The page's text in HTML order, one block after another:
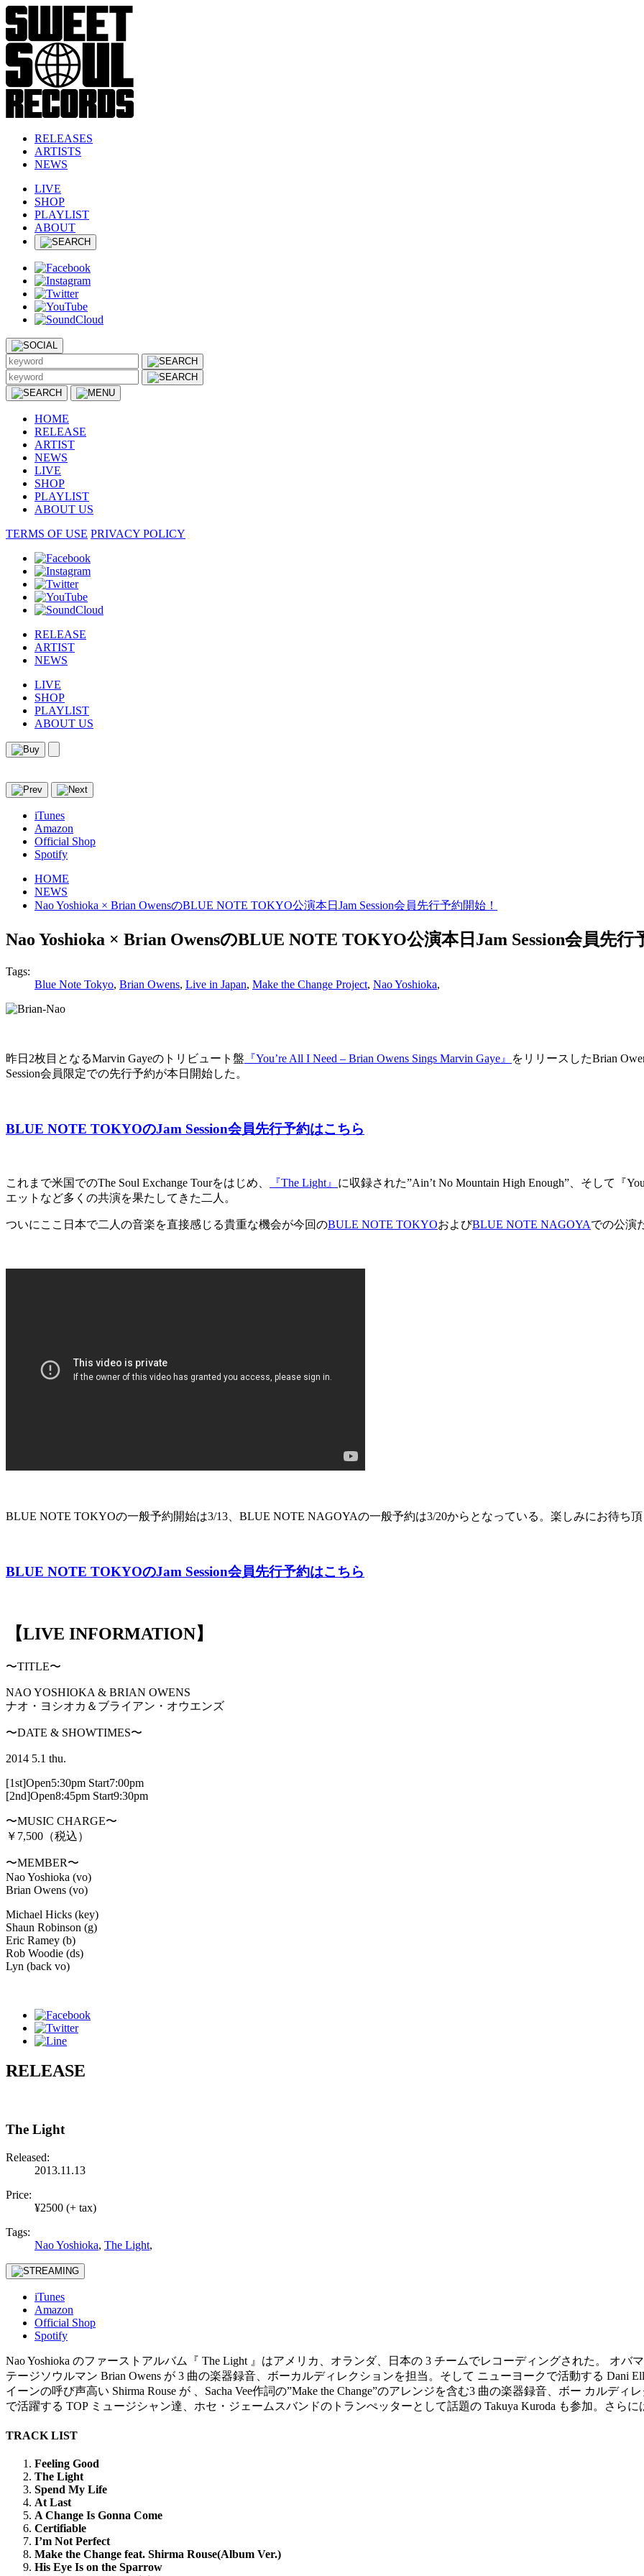
RELEASES
ARTISTS
NEWS
LIVE
SHOP
PLAYLIST
ABOUT
HOME
RELEASE
ARTIST
NEWS
LIVE
SHOP
PLAYLIST
ABOUT US
TERMS OF USE PRIVACY POLICY
RELEASE
ARTIST
NEWS
LIVE
SHOP
PLAYLIST
ABOUT US
iTunes
Amazon
Official Shop
Spotify
HOME
NEWS
Nao Yoshioka × Brian OwensのBLUE NOTE TOKYO公演本日Jam Session会員先行予約開始！
Nao Yoshioka × Brian OwensのBLUE NOTE TOKYO公演本日Jam Session会員先行
Tags:
Blue Note Tokyo, Brian Owens, Live in Japan, Make the Change Project, Nao Yoshioka,
昨日2枚目となるMarvin Gayeのトリビュート盤 『You’re All I Need – Brian Owens Sings Marvin Gaye』
をリリースしたBrian
Session会員限定での先行予約が本日開始した。
BLUE NOTE TOKYOのJam Session会員先行予約はこちら
これまで米国でのThe Soul Exchange Tourをはじめ、 『The Light』 に収録された”Ain’t No Mountain High Enough”、そして『
エットなど多くの共演を果たしてきた二人。
ついにここ日本で二人の音楽を直接感じる貴重な機会が今回のBULE NOTE TOKYOおよびBLUE NOTE NAGOYAでの公演
BLUE NOTE TOKYOの一般予約開始は3/13、BLUE NOTE NAGOYAの一般予約は3/20からとなっている。楽しみにお待ち頂
BLUE NOTE TOKYOのJam Session会員先行予約はこちら
【LIVE INFORMATION】
〜TITLE〜
NAO YOSHIOKA & BRIAN OWENS
ナオ・ヨシオカ＆ブライアン・オウエンズ
〜DATE & SHOWTIMES〜
2014 5.1 thu.
[1st]Open5:30pm Start7:00pm
[2nd]Open8:45pm Start9:30pm
〜MUSIC CHARGE〜
￥7,500（税込）
〜MEMBER〜
Nao Yoshioka (vo)
Brian Owens (vo)
Michael Hicks (key)
Shaun Robinson (g)
Eric Ramey (b)
Rob Woodie (ds)
Lyn (back vo)
RELEASE
The Light
Released:
2013.11.13
Price:
¥2500 (+ tax)
Tags:
Nao Yoshioka, The Light,
iTunes
Amazon
Official Shop
Spotify
Nao Yoshioka のファーストアルバム『 The Light 』はアメリカ、オランダ、日本の 3 チームでレコーディングされた。 オ
テージソウルマン Brian Owens が 3 曲の楽器録音、ボーカルディレクションを担当。そして ニューヨークで活動する Dani
イーンの呼び声高い Shirma Rouse が 、Sacha Vee作詞の”Make the Change”のアレンジを含む3 曲の楽器録音、ボー カルデ
で活躍する TOP ミュージシャン達、ホセ・ジェームスバンドのトランぺッターとして話題の Takuya Kuroda も参加。さら
TRACK LIST
Feeling Good
The Light
Spend My Life
At Last
A Change Is Gonna Come
Certifiable
I’m Not Perfect
Make the Change feat. Shirma Rouse(Album Ver.)
His Eye Is on the Sparrow